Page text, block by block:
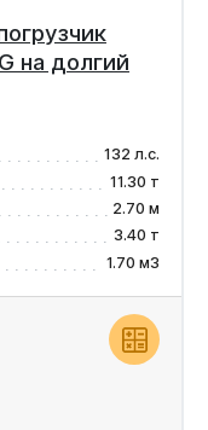
на долгий
132 л.с.
11.30 т
2.70 м
3.40 т
1.70 м3